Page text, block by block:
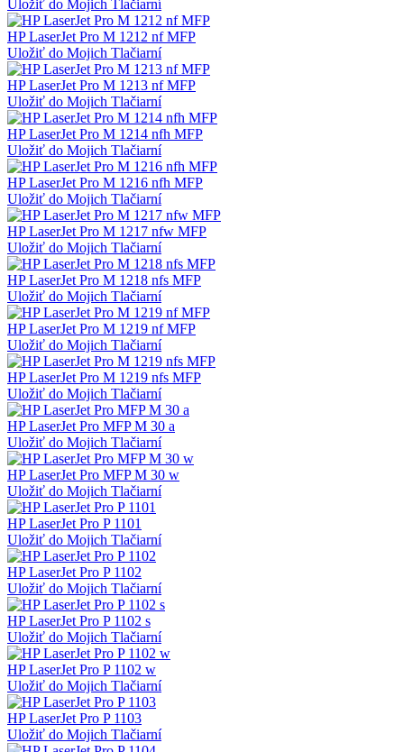
Uložiť do Mojich Tlačiarní
HP LaserJet Pro M 1212 nf MFP
Uložiť do Mojich Tlačiarní
HP LaserJet Pro M 1213 nf MFP
Uložiť do Mojich Tlačiarní
HP LaserJet Pro M 1214 nfh MFP
Uložiť do Mojich Tlačiarní
HP LaserJet Pro M 1216 nfh MFP
Uložiť do Mojich Tlačiarní
HP LaserJet Pro M 1217 nfw MFP
Uložiť do Mojich Tlačiarní
HP LaserJet Pro M 1218 nfs MFP
Uložiť do Mojich Tlačiarní
HP LaserJet Pro M 1219 nf MFP
Uložiť do Mojich Tlačiarní
HP LaserJet Pro M 1219 nfs MFP
Uložiť do Mojich Tlačiarní
HP LaserJet Pro MFP M 30 a
Uložiť do Mojich Tlačiarní
HP LaserJet Pro MFP M 30 w
Uložiť do Mojich Tlačiarní
HP LaserJet Pro P 1101
Uložiť do Mojich Tlačiarní
HP LaserJet Pro P 1102
Uložiť do Mojich Tlačiarní
HP LaserJet Pro P 1102 s
Uložiť do Mojich Tlačiarní
HP LaserJet Pro P 1102 w
Uložiť do Mojich Tlačiarní
HP LaserJet Pro P 1103
Uložiť do Mojich Tlačiarní